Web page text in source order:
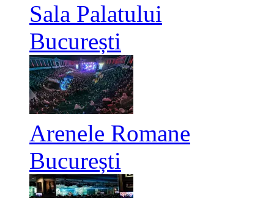
Sala Palatului
București
Arenele Romane
București